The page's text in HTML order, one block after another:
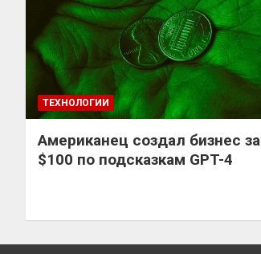
ТЕХНОЛОГИИ
Американец создал бизнес за
$100 по подсказкам GPT-4